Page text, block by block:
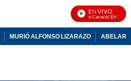
EN VIVO
Noticias Caracol En Vivo
MURIÓ ALFONSO LIZARAZO